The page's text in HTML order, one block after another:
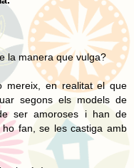
la manera que vulga?
mereix, en realitat el que
segons els models de
ser amoroses i han de
fan, se les castiga amb